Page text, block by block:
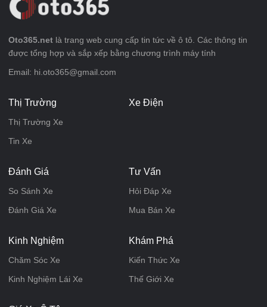
Oto365.net là trang web cung cấp tin tức về ô tô. Các thông tin
được tổng hợp và sắp xếp bằng chương trình máy tính
Email: hi.oto365@gmail.com
Thị Trường
Thị Trường Xe
Tin Xe
Xe Điện
Đánh Giá
So Sánh Xe
Đánh Giá Xe
Tư Vấn
Hỏi Đáp Xe
Mua Bán Xe
Kinh Nghiệm
Chăm Sóc Xe
Kinh Nghiệm Lái Xe
Khám Phá
Kiến Thức Xe
Thế Giới Xe